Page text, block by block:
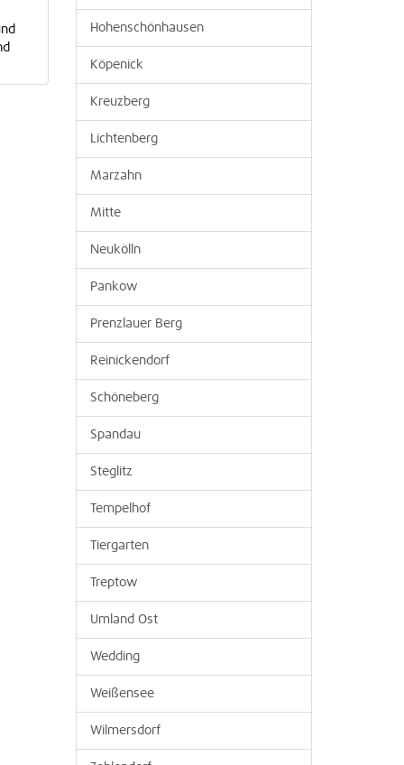
Hohenschönhausen
Köpenick
Kreuzberg
Lichtenberg
Marzahn
Mitte
Neukölln
Pankow
Prenzlauer Berg
Reinickendorf
Schöneberg
Spandau
Steglitz
Tempelhof
Tiergarten
Treptow
Umland Ost
Wedding
Weißensee
Wilmersdorf